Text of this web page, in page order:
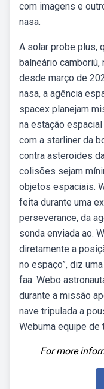
com imagens e
nasa.
A solar probe plus,
balneário camboriú,
desde março de
nasa, a agência
spacex planejam
na estação
com a starliner da
contra asteroides
colisões sejam
objetos espaciais.
feita durante uma
perseverance, da
sonda enviada ao.
diretamente a
no espaço”, diz
faa. Webo
durante a missão
nave tripulada a
Webuma equipe
For more